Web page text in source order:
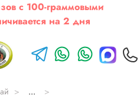
с 100-граммовыми
на 2 дня
...